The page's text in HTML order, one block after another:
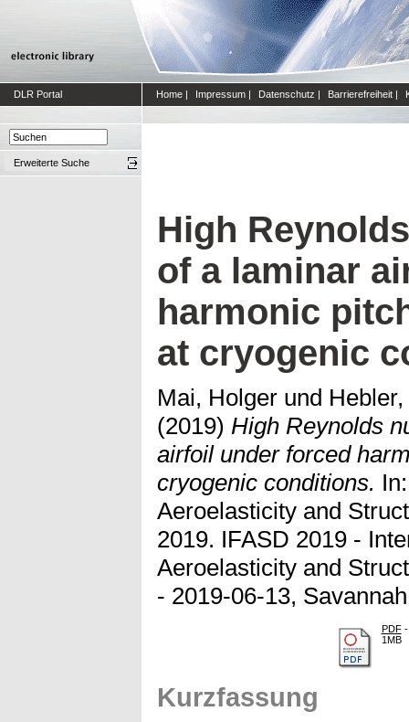
DLR Portal Home | Impressum | Datenschutz | Barrierefreiheit |
Erweiterte Suche
High
of a laminar
harmonic
at cryogenic
Mai, Holger und
(2019) High Reynolds
airfoil under forced
cryogenic conditions.
Aeroelasticity and
2019. IFASD 2019 -
Aeroelasticity and
- 2019-06-13,
PDF-
1MB
Kurzfassung